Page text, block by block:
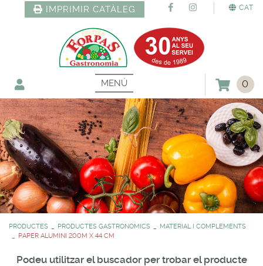
CAT
IMPRIMIR CATÀLEG
MENÚ 0
PRODUCTES PRODUCTES GASTRONOMICS
MATERIAL I COMPLEMENTS
PAPER ALUMINI 200M X 44 CM
Podeu utilitzar el buscador per trobar el producte